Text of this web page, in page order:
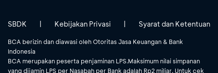
BCA berizin dan diawasi oleh Otoritas Jasa Keuangan & Bank
Indonesia
BCA merupakan peserta penjaminan LPS.Maksimum nilai simpanan
yang dijamin LPS per Nasabah per Bank adalah Rp2 miliar. Untuk cek
SBDK | Kebijakan Privasi | Syarat dan Ketentuan